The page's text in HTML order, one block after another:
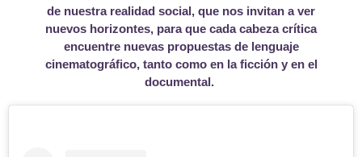
de nuestra realidad social, que nos invitan a ver
nuevos horizontes, para que cada cabeza crítica
encuentre nuevas propuestas de lenguaje
cinematográfico, tanto como en la ficción y en el
documental.